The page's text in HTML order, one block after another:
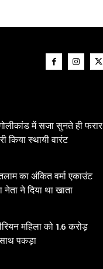
में सजा सुनते ही फरार
किया स्थायी वारंट
का अंकित वर्मा एकाउंट
ने दिया था खाता
महिला को 1.6 करोड़
पकड़ा